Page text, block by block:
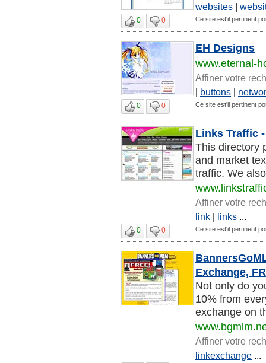
websites |
0 0 Ce site est'il pertinent
EH Designs
www.eternal-
Affiner votre
| buttons |
0 0 Ce site est'il pertinent
Links Traffic
This directory
and market
traffic. We
Affiner votre
link | links ...
0 0 Ce site est'il pertinent
Exchange,
Not only do
10% from
exchange on
Affiner votre
linkexchange ...